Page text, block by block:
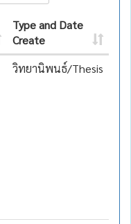
Type and Date
Create
วิทยานิพนธ์/Thesis